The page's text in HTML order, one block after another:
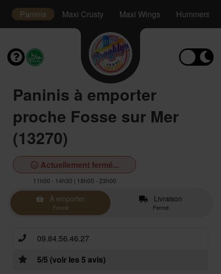
Paninis Maxi Crusty Maxi Wings Hummers
Paninis à emporter
proche Fosse sur Mer
(13270)
Actuellement fermé...
11h00 - 14h30 | 18h00 - 23h00
À emporter
Fermé
Livraison
Fermé
09.84.56.46.27
5/5 (voir les 5 avis)